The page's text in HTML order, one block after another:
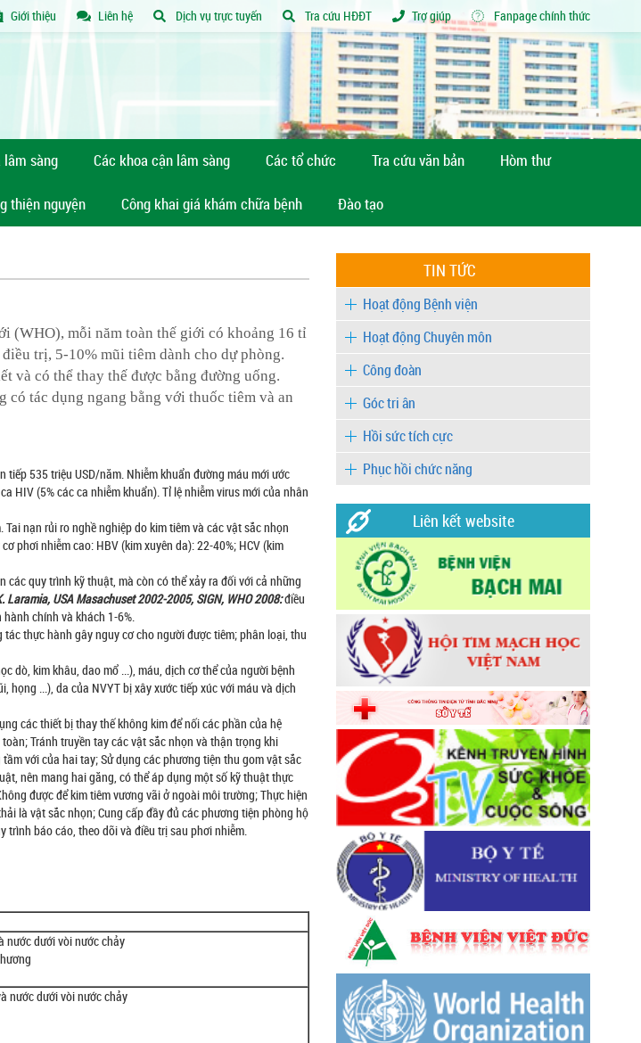
Giới thiệu Liên hệ Dịch vụ trực tuyến Tra cứu HĐĐT Trợ giúp Fanpage chính thức
lâm sàng Các khoa cận lâm sàng Các tổ chức Tra cứu văn bản Hòm thư
thiện nguyện Công khai giá khám chữa bệnh Đào tạo
(WHO), mỗi năm toàn thế giới có khoảng 16 tỉ
trị, 5-10% mũi tiêm dành cho dự phòng.
và có thể thay thế được bằng đường uống.
tác dụng ngang bằng với thuốc tiêm và an
535 triệu USD/năm. Nhiễm khuẩn đường máu mới ước
HIV (5% các ca nhiễm khuẩn). Tỉ lệ nhiễm virus mới của nhân
nạn rủi ro nghề nghiệp do kim tiêm và các vật sắc nhọn
phơi nhiễm cao: HBV (kim xuyên da): 22-40%; HCV (kim
quy trình kỹ thuật, mà còn có thể xảy ra đối với cả những
.Laramia, USA Masachuset 2002-2005, SIGN, WHO 2008:điều
chính và khách 1-6%.
thực hành gây nguy cơ cho người được tiêm; phân loại, thu
dò, kim khâu, dao mổ ...), máu, dịch cơ thể của người bệnh
...), da của NVYT bị xây xước tiếp xúc với máu và dịch
các thiết bị thay thế không kim để nối các phần của hệ
Tránh truyền tay các vật sắc nhọn và thận trọng khi
với của hai tay; Sử dụng các phương tiện thu gom vật sắc
nên mang hai găng, có thể áp dụng một số kỹ thuật thực
được để kim tiêm vương vãi ở ngoài môi trường; Thực hiện
là vật sắc nhọn; Cung cấp đầy đủ các phương tiện phòng hộ
trình báo cáo, theo dõi và điều trị sau phơi nhiễm.
nước dưới vòi nước chảy
nước dưới vòi nước chảy
TIN TỨC
Hoạt động Bệnh viện
Hoạt động Chuyên môn
Công đoàn
Góc tri ân
Hồi sức tích cực
Phục hồi chức năng
Liên kết website